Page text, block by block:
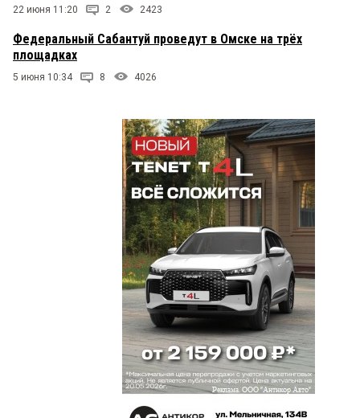
22 июня 11:20 2 2423
Федеральный Сабантуй проведут в Омске на трёх
площадках
5 июня 10:34 8 4026